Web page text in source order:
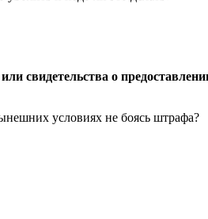
свидетельства о
условиях не боясь штрафа?